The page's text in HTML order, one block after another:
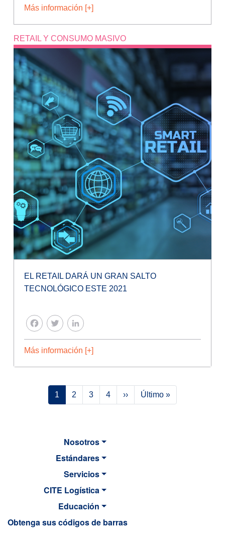
Más información [+]
RETAIL Y CONSUMO MASIVO
EL RETAIL DARÁ UN GRAN SALTO
TECNOLÓGICO ESTE 2021
FACEBOOK
TWITTER
Más información [+]
Paginación1 2 3 4 ››Siguiente página
Último »Última página
Nosotros
Estándares
Servicios
CITE Logística
Educación
Obtenga sus códigos de barras